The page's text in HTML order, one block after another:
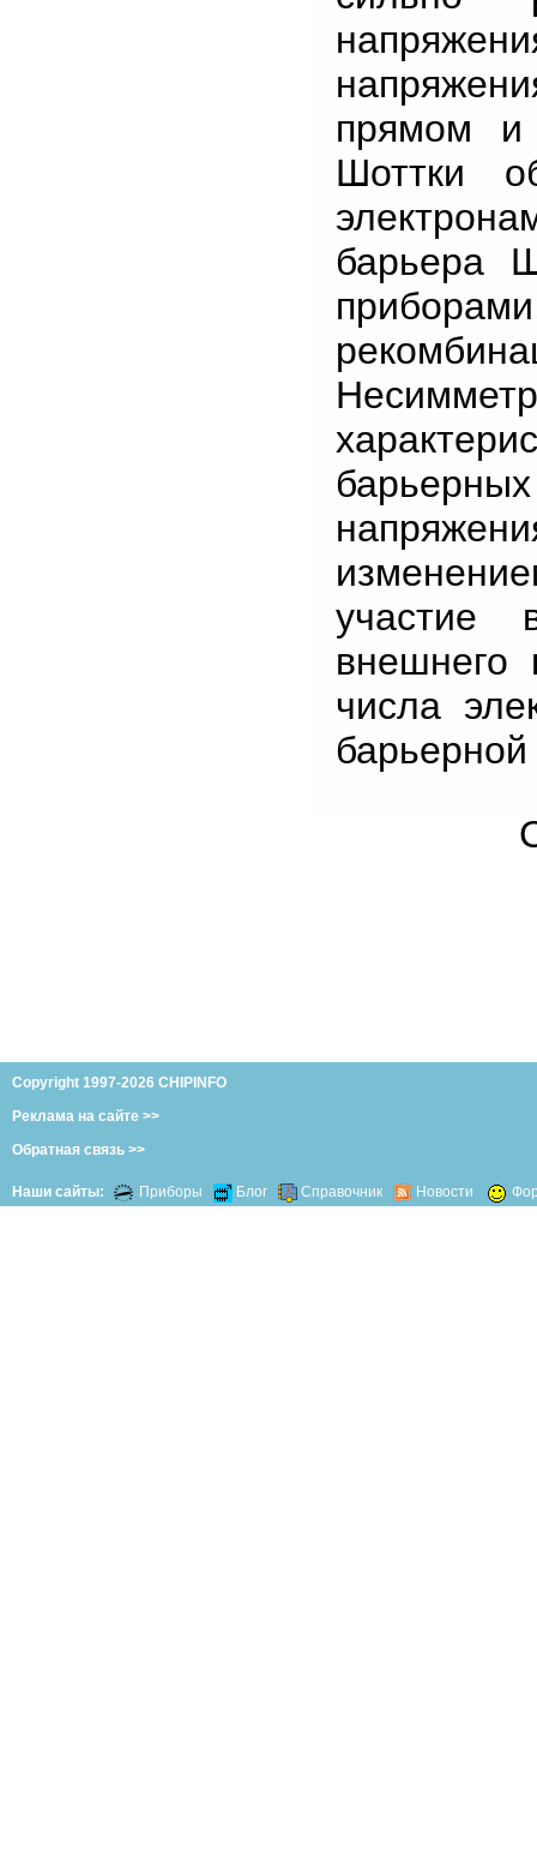
прямом и
Шоттки
барьера
участие
внешнего
числа
барьерной
Copyright 1997-2026 CHIPINFO
Реклама на сайте >>
Обратная связь >>
Наши сайты: Приборы Блог Справочник Новости